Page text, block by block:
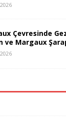
Çevresinde
ve Margaux